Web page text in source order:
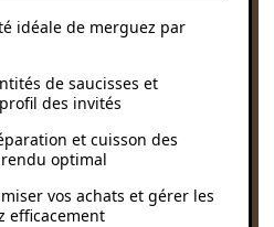
idéale de merguez par
de saucisses et
des invités
et cuisson des
optimal
vos achats et gérer les
efficacement